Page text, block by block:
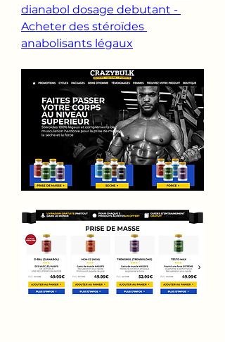
dianabol dosage debutant -
Acheter des stéroïdes
anabolisants légaux